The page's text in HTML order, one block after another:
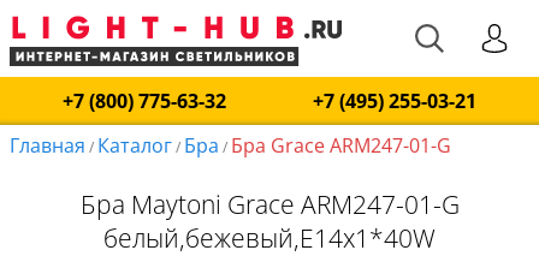
+7 (800) 775-63-32
+7 (495) 255-03-21
Главная / Каталог/ Бра / Бра Grace ARM247-01-G
Бра Maytoni Grace ARM247-01-G
белый,бежевый,E14x1*40W